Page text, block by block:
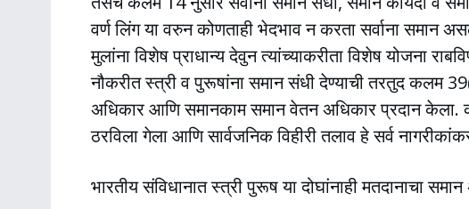
वर्ण लिंग या वरुन कोणताही भेदभाव न करता सर्वाना समान
मुलांना विशेष प्राधान्य देवुन त्यांच्याकरीता विशेष योजना
नौकरीत स्त्री व पुरूषांना समान संधी देण्याची तरतुद कलम
अधिकार आणि समानकाम समान वेतन अधिकार प्रदान
ठरविला गेला आणि सार्वजनिक विहीरी तलाव हे सर्व
भारतीय संविधानात स्त्री पुरूष या दोघांनाही मतदानाचा